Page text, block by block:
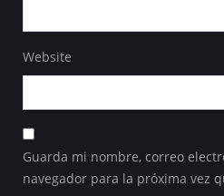
Website
Guarda mi nombre, correo
navegador para la próxima vez